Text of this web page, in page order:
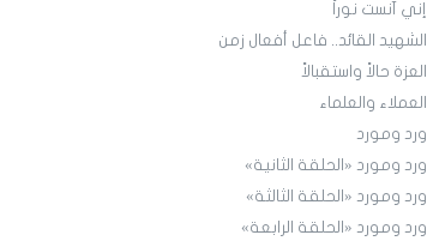
إني آنست نوراً
الشهيد القائد.. فاعل أفعال زمن
العزة حالاً واستقبالاً
العملاء والعلماء
ورد ومورد
ورد ومورد «الحلقة الثانية»
ورد ومورد «الحلقة الثالثة»
ورد ومورد «الحلقة الرابعة»